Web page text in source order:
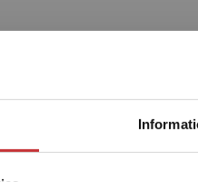
Begränsad